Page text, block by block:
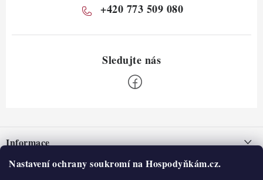
Nastavení ochrany soukromí na Hospodyňkám.cz.
+420 773 509 080
pInformace
Nepřevzetí zásilky na dobírku
O nás